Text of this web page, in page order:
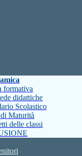
formativa
didattiche
Scolastico
Maturità
delle classi